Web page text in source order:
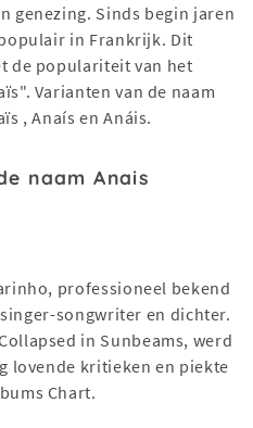
genezing. Sinds begin jaren
in Frankrijk. Dit
de populariteit van het
Varianten van de naam
, Anaís en Anáis.
naam Anais
professioneel bekend
songwriter en dichter.
in Sunbeams, werd
lovende kritieken en piekte
Chart.